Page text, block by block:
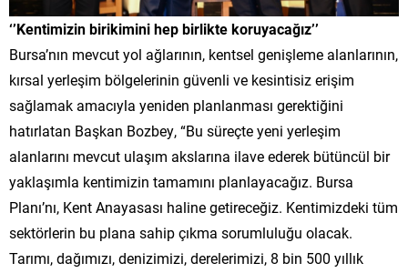
‘’Kentimizin birikimini hep birlikte koruyacağız’’
Bursa’nın mevcut yol ağlarının, kentsel genişleme alanlarının,
kırsal yerleşim bölgelerinin güvenli ve kesintisiz erişim
sağlamak amacıyla yeniden planlanması gerektiğini
hatırlatan Başkan Bozbey, “Bu süreçte yeni yerleşim
alanlarını mevcut ulaşım akslarına ilave ederek bütüncül bir
yaklaşımla kentimizin tamamını planlayacağız. Bursa
Planı’nı, Kent Anayasası haline getireceğiz. Kentimizdeki tüm
sektörlerin bu plana sahip çıkma sorumluluğu olacak.
Tarımı, dağımızı, denizimizi, derelerimizi, 8 bin 500 yıllık